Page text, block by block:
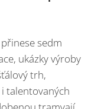
sedm
ukázky výroby
trh,
talentovaných